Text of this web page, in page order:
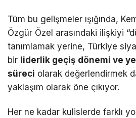
Tüm bu gelişmeler ışığında,
Özgür Özel arasındaki ilişkiyi
tanımlamak yerine, Türkiye
bir liderlik geçiş dönemi ve
süreci olarak değerlendirmek
yaklaşım olarak öne çıkıyor.
Her ne kadar kulislerde farklı